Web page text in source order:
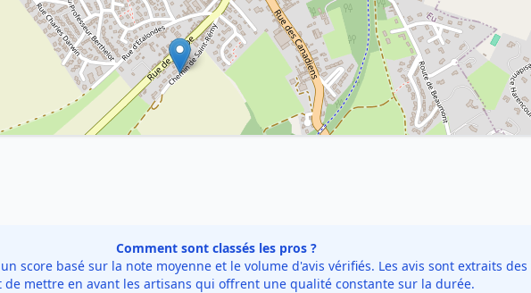
Comment sont classés les pros ?
score basé sur la note moyenne et le volume d'avis vérifiés. Les avis sont extraits des
de mettre en avant les artisans qui offrent une qualité constante sur la durée.